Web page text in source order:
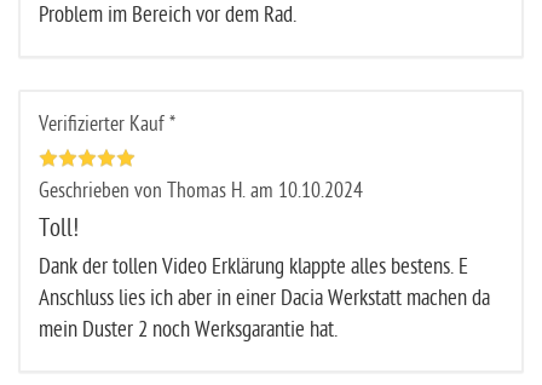
Problem im Bereich vor dem Rad.
Verifizierter Kauf *
Geschrieben von Thomas H. am 10.10.2024
Toll!
Dank der tollen Video Erklärung klappte alles bestens. E
Anschluss lies ich aber in einer Dacia Werkstatt machen da
mein Duster 2 noch Werksgarantie hat.